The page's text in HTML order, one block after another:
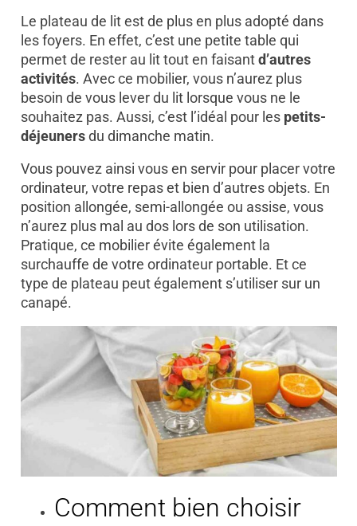
Le plateau de lit est de plus en plus adopté dans
les foyers. En effet, c’est une petite table qui
permet de rester au lit tout en faisantd’autres
activités. Avec ce mobilier, vous n’aurez plus
besoin de vous lever du lit lorsque vous ne le
souhaitez pas. Aussi, c’est l’idéal pour les petits-
déjeunersdu dimanche matin.
Vous pouvez ainsi vous en servir pour placer votre
ordinateur, votre repas et bien d’autres objets. En
position allongée, semi-allongée ou assise, vous
n’aurez plus mal au dos lors de son utilisation.
Pratique, ce mobilier évite également la
surchauffe de votre ordinateur portable. Et ce
type de plateau peut également s’utiliser sur un
canapé.
Comment bien choisir